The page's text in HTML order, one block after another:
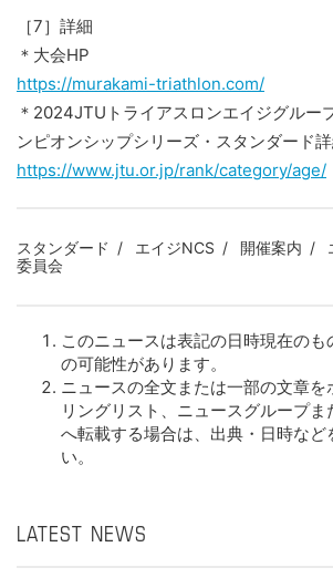
［7］詳細
＊大会HP
https://murakami-triathlon.com/
＊2024JTUトライアスロンエイジグルー
ンピオンシップシリーズ・スタンダード
https://www.jtu.or.jp/rank/category/age/
スタンダード エイジNCS 開催案内
委員会
このニュースは表記の日時現在の
の可能性があります。
ニュースの全文または一部の文章を
リングリスト、ニュースグループ
へ転載する場合は、出典・日時など
い。
LATEST NEWS